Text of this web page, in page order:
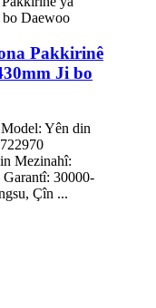
Pakkirinê
Ji bo
Yên din
Mezinahî:
30000-
Çîn ...